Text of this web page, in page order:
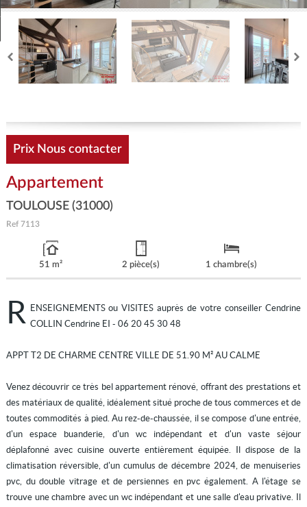
Estimez
Créer une alerte
Prix Nous contacter
Appartement
TOULOUSE (31000)
Ref 7113
51 m² 2 pièce(s) 1 chambre(s)
R
ENSEIGNEMENTS ou VISITES auprès de votre conseiller Cendrine
COLLIN Cendrine EI - 06 20 45 30 48
APPT T2 DE CHARME CENTRE VILLE DE 51.90 M² AU CALME
Venez découvrir ce très bel appartement rénové, offrant des prestations et
des matériaux de qualité, idéalement situé proche de tous commerces et de
toutes commodités à pied. Au rez-de-chaussée, il se compose d'une entrée,
d'un espace buanderie, d'un wc indépendant et d'un vaste séjour
déplafonné avec cuisine ouverte entièrement équipée. Il dispose de la
climatisation réversible, d'un cumulus de décembre 2024, de menuiseries
pvc, du double vitrage et de persiennes en pvc également. A l'étage se
trouve une chambre avec un wc indépendant et une salle d'eau privative. Il